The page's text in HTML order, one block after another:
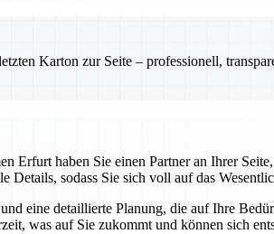
Karton zur Seite – professionell,
Erfurt haben Sie einen Partner an Ihrer
sodass Sie sich voll auf das
eine detaillierte Planung, die auf Ihre
was auf Sie zukommt und können sich